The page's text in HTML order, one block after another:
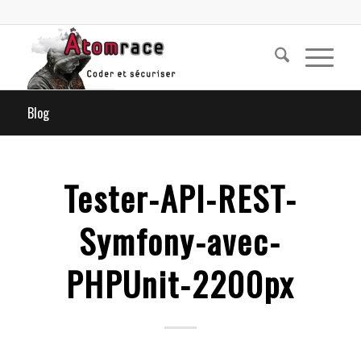
Blog
Tester-API-REST-
Symfony-avec-
PHPUnit-2200px